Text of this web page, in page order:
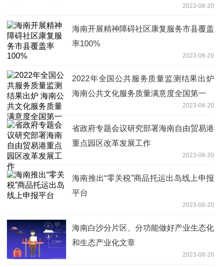
2023-08-20
海南开展精神障碍社区康复服务市县覆盖
率100%
2023-08-20
2022年全国公共服务质量监测结果出炉
海南公共文化服务质量满意度全国第一
2023-08-20
省政府专题会议研究部署海南自由贸易港
重点园区改革发展工作
2023-08-20
海南推出“零关税”商品托运出岛线上申报
平台
2023-08-20
海南白沙分片区、分功能做好产业生态化
和生态产业化文章
2023-08-20